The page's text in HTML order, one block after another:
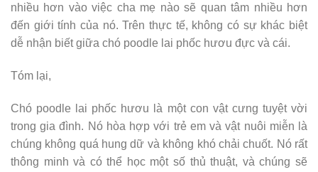
nhiều hơn vào việc cha mẹ nào sẽ quan tâm nhiều hơn
đến giới tính của nó. Trên thực tế, không có sự khác biệt
dễ nhận biết giữa chó poodle lai phốc hươu đực và cái.
Tóm lại,
Chó poodle lai phốc hươu là một con vật cưng tuyệt vời
trong gia đình. Nó hòa hợp với trẻ em và vật nuôi miễn là
chúng không quá hung dữ và không khó chải chuốt. Nó rất
thông minh và có thể học một số thủ thuật, và chúng sẽ